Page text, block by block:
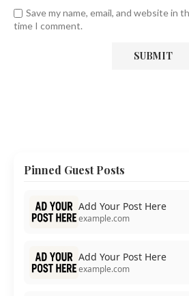
Save my name, email, and website in
time I comment.
Pinned Guest Posts
Add Your Post Here
example.com
Add Your Post Here
example.com